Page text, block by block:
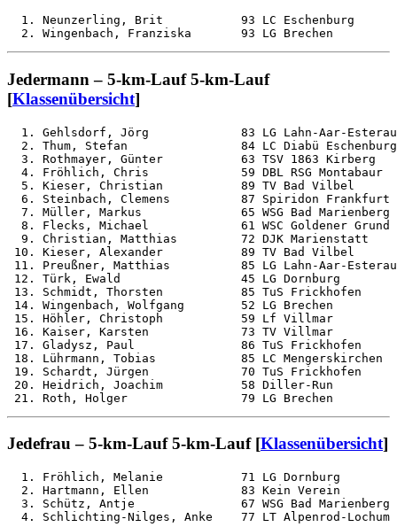
1. Neunzerling, Brit           93 LC Eschenburg
Jedermann – 5-km-Lauf 5-km-Lauf
[Klassenübersicht]
1. Gehlsdorf, Jörg             83 LG Lahn-Aar-
2. Thum, Stefan                84 LC Diabü
3. Rothmayer, Günter           63 TSV 1863 Kirberg
4. Fröhlich, Chris             59 DBL RSG Montabaur
5. Kieser, Christian           89 TV Bad Vilbel
6. Steinbach, Clemens          87 Spiridon Frankfurt
7. Müller, Markus              65 WSG Bad Marienberg
8. Flecks, Michael             61 WSC Goldener Grund
9. Christian, Matthias         72 DJK Marienstatt
10. Kieser, Alexander           89 TV Bad Vilbel
11. Preußner, Matthias          85 LG Lahn-Aar-
12. Türk, Ewald                 45 LG Dornburg
13. Schmidt, Thorsten           85 TuS Frickhofen
14. Wingenbach, Wolfgang        52 LG Brechen
15. Höhler, Christoph           59 Lf Villmar
16. Kaiser, Karsten             73 TV Villmar
17. Gladysz, Paul               86 TuS Frickhofen
18. Lührmann, Tobias            85 LC
19. Schardt, Jürgen             70 TuS Frickhofen
20. Heidrich, Joachim           58 Diller-Run
Jedefrau – 5-km-Lauf 5-km-Lauf [Klassenübersicht]
1. Fröhlich, Melanie           71 LG Dornburg
2. Hartmann, Ellen             83 Kein Verein
3. Schütz, Antje               67 WSG Bad Marienberg